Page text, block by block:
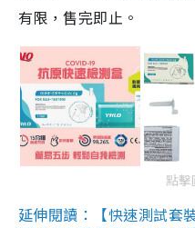
有限，售完即止。
點
延伸閱讀：【快速測試套